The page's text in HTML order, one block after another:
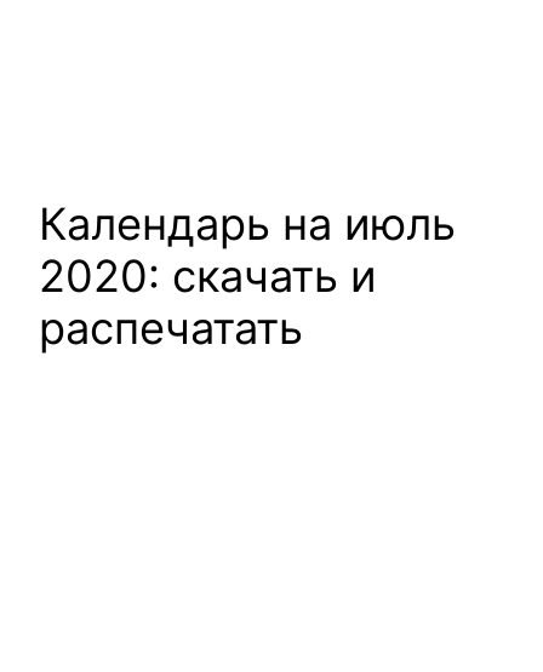
Календарь на июль
2020: скачать и
распечатать